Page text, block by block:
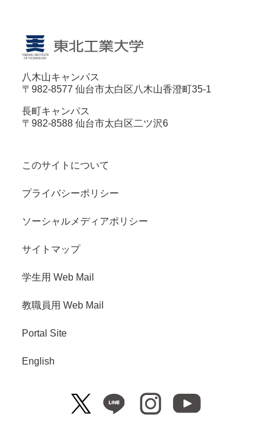
八木山キャンパス
〒982-8577 仙台市太白区八木山香澄町35-1
長町キャンパス
〒982-8588 仙台市太白区二ツ沢6
このサイトについて
プライバシーポリシー
ソーシャルメディアポリシー
サイトマップ
学生用 Web Mail
教職員用 Web Mail
Portal Site
English